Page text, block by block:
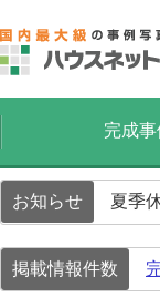
完成
お知らせ 夏季
掲載情報件数